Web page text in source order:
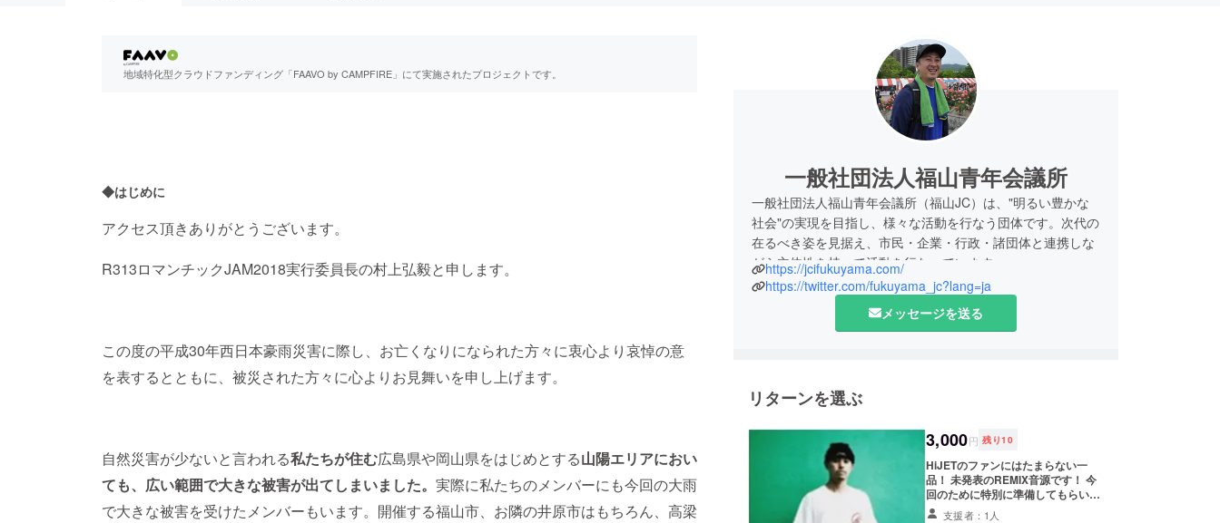
地域特化型クラウドファンディング「FAAVO by CAMPFIRE」にて実施されたプロジェクトです。
◆はじめに
アクセス頂きありがとうございます。
R313ロマンチックJAM2018実行委員長の村上弘毅と申します。
この度の平成30年西日本豪雨災害に際し、お亡くなりになられた方々に衷心より哀悼の意
を表するとともに、被災された方々に心よりお見舞いを申し上げます。
自然災害が少ないと言われる私たちが住む広島県や岡山県をはじめとする山陽エリアにおい
ても、広い範囲で大きな被害が出てしまいました。 実際に私たちのメンバーにも今回の大雨
で大きな被害を受けたメンバーもいます。開催する福山市、お隣の井原市はもちろん、高梁
一般社団法人福山青年会議所
一般社団法人福山青年会議所（福山JC）は、"明るい豊かな
社会"の実現を目指し、様々な活動を行なう団体です。次代の
在るべき姿を見据え、市民・企業・行政・諸団体と連携しな
がら主体性を持って活動を行なっています。
https://jcifukuyama.com/
https://twitter.com/fukuyama_jc?lang=ja
メッセージを送る
リターンを選ぶ
3,000円 残り10
HiJETのファンにはたまらない一
品！ 未発表のREMIX音源です！ 今
回のために特別に準備してもらいま
した。 このチャンスを見逃すな！！
支援者：1人